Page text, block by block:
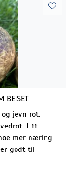
BEISET
og jevn rot.
Litt
mer næring
godt til